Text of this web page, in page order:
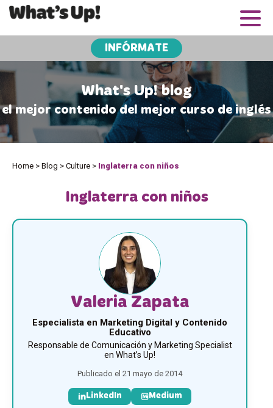
INFÓRMATE
What's Up! blog
el mejor contenido del mejor curso de inglés
Home > Blog > Culture > Inglaterra con niños
Inglaterra con niños
Valeria Zapata
Especialista en Marketing Digital y Contenido
Educativo
Responsable de Comunicación y Marketing Specialist
en What’s Up!
Publicado el 21 mayo de 2014
LinkedIn Medium